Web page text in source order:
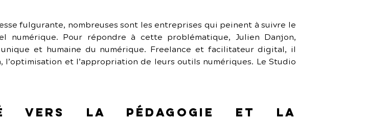
fulgurante, nombreuses sont les entreprises qui peinent à suivre le
Pour répondre à cette problématique, Julien Danjon,
et humaine du numérique. Freelance et facilitateur digital, il
et l’appropriation de leurs outils numériques. Le Studio
vers la pédagogie et la